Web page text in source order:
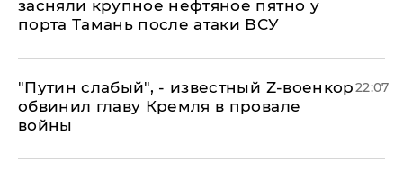
засняли крупное нефтяное пятно у
порта Тамань после атаки ВСУ
​"Путин слабый", - известный Z-военкор
обвинил главу Кремля в провале
войны
22:07